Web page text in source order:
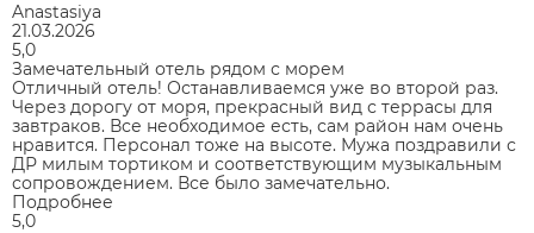
Anastasiya
21.03.2026
5,0
Замечательный отель рядом с морем
Отличный отель! Останавливаемся уже во второй раз.
Через дорогу от моря, прекрасный вид с террасы для
завтраков. Все необходимое есть, сам район нам очень
нравится. Персонал тоже на высоте. Мужа поздравили с
ДР милым тортиком и соответствующим музыкальным
сопровождением. Все было замечательно.
Подробнее
5,0